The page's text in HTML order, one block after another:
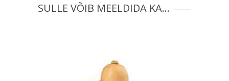
SULLE VÕIB MEELDIDA KA…